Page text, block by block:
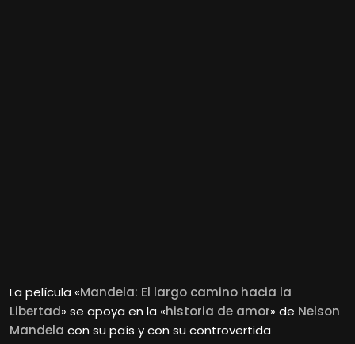
La película «Mandela: El largo camino hacia la
Libertad» se apoya en la «historia de amor» de Nelson
Mandela con su país y con su controvertida